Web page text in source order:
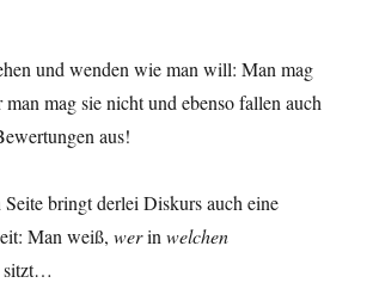
und wenden wie man will: Man mag
mag sie nicht und ebenso fallen auch
aus!
bringt derlei Diskurs auch eine
Man weiß,werinwelchen
sitzt…